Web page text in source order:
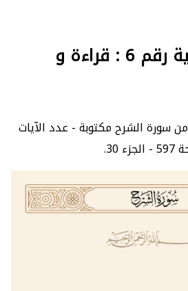
سورة الشرح الآية رقم 6 : قراءة و
قراءة و استماع الآية 6 من سورة الشرح مكتوبة - عدد الآيات